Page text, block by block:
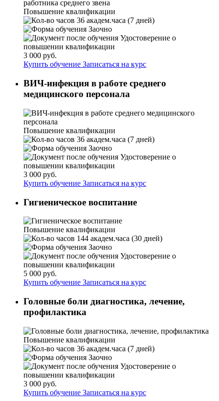
Повышение квалификации
36 академ.часа (7 дней)
Заочно
Удостоверение о
повышении квалификации
3 000 руб.
Купить обучение Записаться на курс
ВИЧ-инфекция в работе среднего
медицинского персонала
Повышение квалификации
36 академ.часа (7 дней)
Заочно
Удостоверение о
повышении квалификации
3 000 руб.
Купить обучение Записаться на курс
Гигиеническое воспитание
Повышение квалификации
144 академ.часа (30 дней)
Заочно
Удостоверение о
повышении квалификации
5 000 руб.
Купить обучение Записаться на курс
Головные боли диагностика, лечение,
профилактика
Повышение квалификации
36 академ.часа (7 дней)
Заочно
Удостоверение о
повышении квалификации
3 000 руб.
Купить обучение Записаться на курс